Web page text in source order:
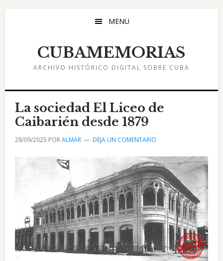
Saltar
Saltar
Saltar
MENU
CUBAMEMORIAS
ARCHIVO HISTÓRICO DIGITAL SOBRE CUBA
La sociedad El Liceo de
Caibarién desde 1879
28/09/2025 PORALMAR DEJA UN COMENTARIO